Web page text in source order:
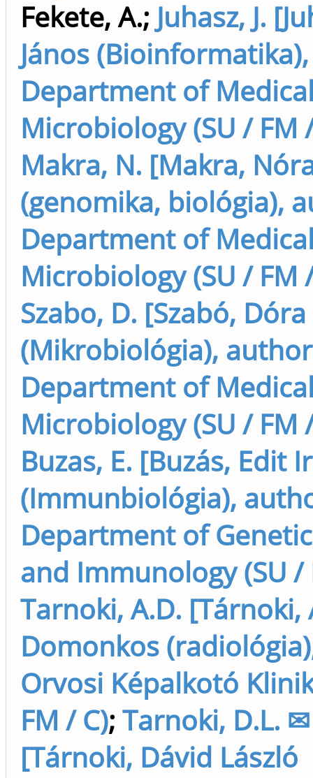
Fekete, A.; Juhasz, J.
János
Department of
Microbiology (SU / FM
Makra, N. [Makra,
(genomika, biológia),
Department of
Microbiology (SU / FM
Szabo, D. [Szabó, Dóra
(Mikrobiológia),
Department of
Microbiology (SU / FM
Buzas, E. [Buzás, Edit
(Immunbiológia),
Department of
and Immunology (SU /
Tarnoki, A.D. [Tárnoki,
Domonkos
Orvosi Képalkotó
FM / C); Tarnoki, D.L. ✉
[Tárnoki, Dávid László